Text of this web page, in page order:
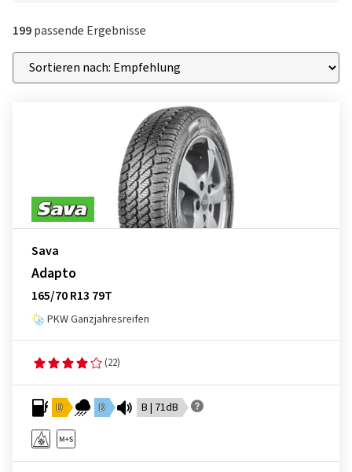
199passende Ergebnisse
Sava
Adapto
165/70 R13 79T
PKW Ganzjahresreifen
(22)
D D B | 71dB